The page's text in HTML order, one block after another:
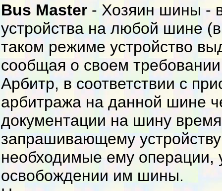
Bus Master - Хозяин шины -
устройства на любой шине
таком режиме устройство
сообщая о своем
Арбитр, в соответствии с
арбитража на данной шине
документации на шину
запрашивающему
необходимые ему операции,
освобождении им шины.